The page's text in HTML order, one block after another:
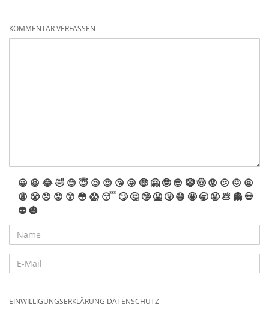
KOMMENTAR VERFASSEN
😀 😆 😂🤣 😊 😇 😉 😍 😘 😜 🤑 🤗 🤓 😎 🤡🤠 😟 😕 😖 😫
😩 😤 😠 😡 😲 😳 😱 😴 🙄 🤔 🤥 🤮 🤧 😷 🤩 🥱 🤬 💩 👻 💀
👽 🎃
EINWILLIGUNGSERKLÄRUNG DATENSCHUTZ